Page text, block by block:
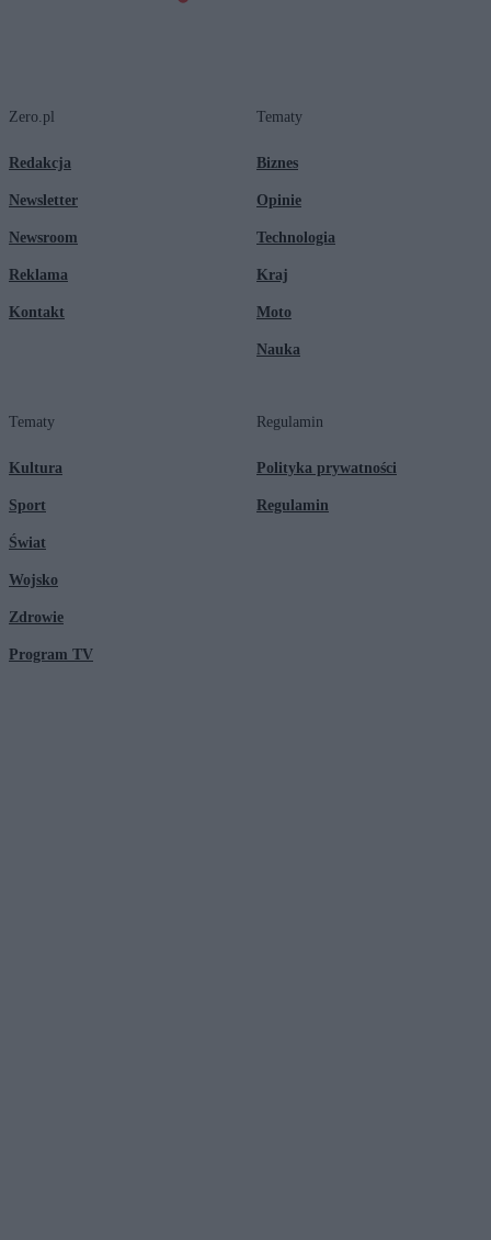
Zero.pl
Redakcja
Newsletter
Newsroom
Reklama
Kontakt
Tematy
Biznes
Opinie
Technologia
Kraj
Moto
Nauka
Tematy
Kultura
Sport
Świat
Wojsko
Zdrowie
Program TV
Regulamin
Polityka prywatności
Regulamin